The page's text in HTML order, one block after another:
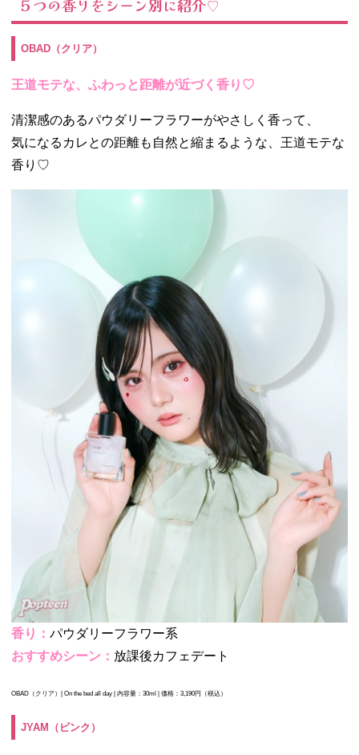
５つの香りをシーン別に紹介♡
OBAD（クリア）
王道モテな、ふわっと距離が近づく香り♡
清潔感のあるパウダリーフラワーがやさしく香って、
気になるカレとの距離も自然と縮まるような、王道モテな
香り♡
香り： パウダリーフラワー系
おすすめシーン： 放課後カフェデート
OBAD（クリア）| On the bed all day | 内容量：30ml | 価格：3,190円（税込）
JYAM（ピンク）